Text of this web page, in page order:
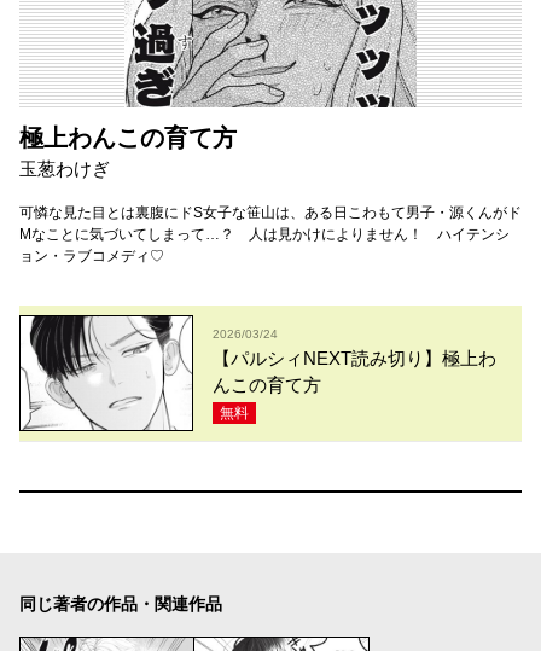
極上わんこの育て方
玉葱わけぎ
可憐な見た目とは裏腹にドS女子な笹山は、ある日こわもて男子・源くんがド
Mなことに気づいてしまって…？ 人は見かけによりません！ ハイテンシ
ョン・ラブコメディ♡
2026/03/24
【パルシィNEXT読み切り】極上わ
んこの育て方
無料
同じ著者の作品・関連作品